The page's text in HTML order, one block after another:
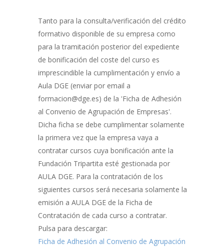
de
Bonificación
Tanto para la consulta/verificación del crédito
formativo disponible de su empresa como
para la tramitación posterior del expediente
de bonificación del coste del curso es
imprescindible la cumplimentación y envío a
Aula DGE (enviar por email a
formacion@dge.es) de la 'Ficha de Adhesión
al Convenio de Agrupación de Empresas'.
Dicha ficha se debe cumplimentar solamente
la primera vez que la empresa vaya a
contratar cursos cuya bonificación ante la
Fundación Tripartita esté gestionada por
AULA DGE. Para la contratación de los
siguientes cursos será necesaria solamente la
emisión a AULA DGE de la Ficha de
Contratación de cada curso a contratar.
Pulsa para descargar:
Ficha de Adhesión al Convenio de Agrupación